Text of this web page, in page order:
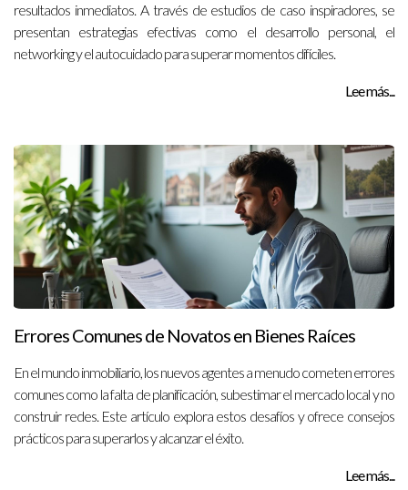
resultados inmediatos. A través de estudios de caso inspiradores, se
presentan estrategias efectivas como el desarrollo personal, el
networking y el autocuidado para superar momentos difíciles.
Lee más...
Errores Comunes de Novatos en Bienes Raíces
En el mundo inmobiliario, los nuevos agentes a menudo cometen errores
comunes como la falta de planificación, subestimar el mercado local y no
construir redes. Este artículo explora estos desafíos y ofrece consejos
prácticos para superarlos y alcanzar el éxito.
Lee más...